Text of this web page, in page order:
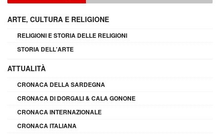
ARTE, CULTURA E RELIGIONE
RELIGIONI E STORIA DELLE RELIGIONI
STORIA DELL'ARTE
ATTUALITÀ
CRONACA DELLA SARDEGNA
CRONACA DI DORGALI & CALA GONONE
CRONACA INTERNAZIONALE
CRONACA ITALIANA